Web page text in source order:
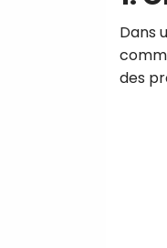
Dans
des